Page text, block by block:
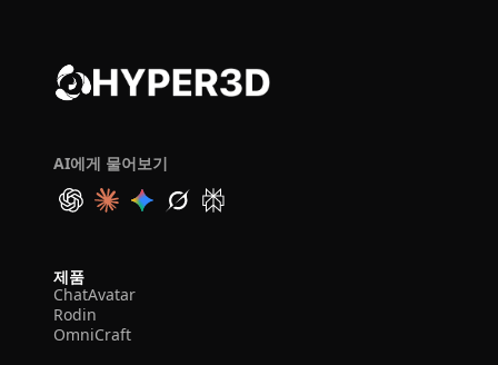
AI에게 물어보기
제품
ChatAvatar
Rodin
OmniCraft